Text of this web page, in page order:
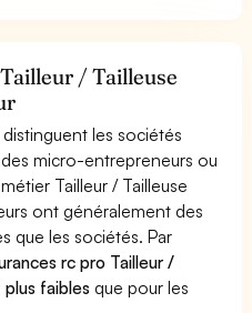
/ Tailleuse
les sociétés
micro-entrepreneurs ou
Tailleur / Tailleuse
ont généralement des
que les sociétés. Par
rc pro Tailleur /
faibles que pour les